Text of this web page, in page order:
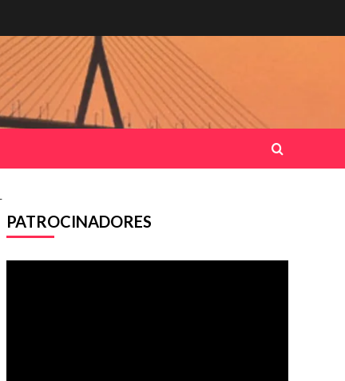
PATROCINADORES